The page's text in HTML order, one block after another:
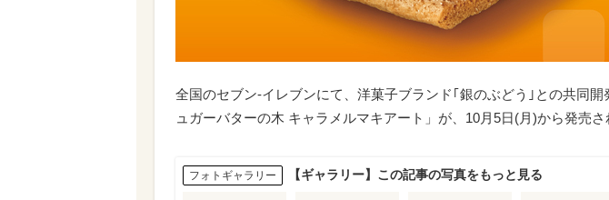
全国のセブン-イレブンにて、洋菓子ブランド｢銀のぶどう｣との共同開
ュガーバターの木 キャラメルマキアート」が、10月5日(月)から発売さ
フォトギャラリー 【ギャラリー】この記事の写真をもっと見る